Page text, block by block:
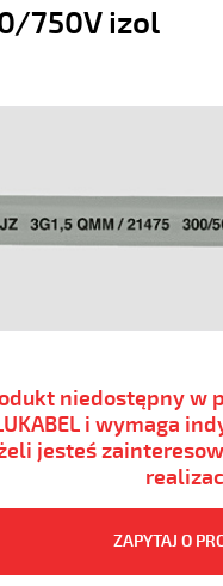
750V izol
niedostępny w
i wymaga
jesteś
ZAPYTAJ O